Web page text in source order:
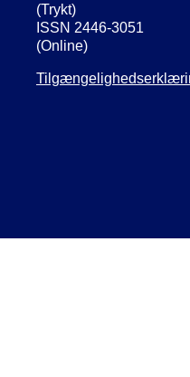
(Trykt)
ISSN 2446-3051
(Online)